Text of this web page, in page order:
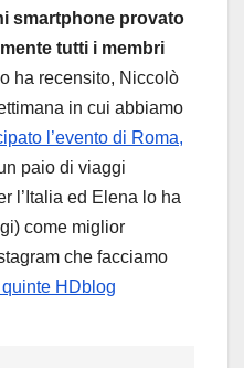
smartphone provato
tutti i membri
ha recensito, Niccolò
in cui abbiamo
l’evento di Roma,
paio di viaggi
l’Italia ed Elena lo ha
come miglior
che facciamo
HDblog